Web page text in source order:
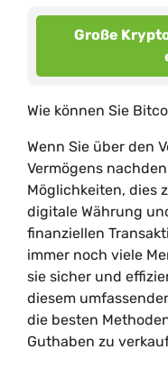
Große
Wie können Sie
Wenn Sie über den
Vermögens
Möglichkeiten, dies
digitale Währung
finanziellen
immer noch viele
sie sicher und
diesem
die besten
Guthaben zu